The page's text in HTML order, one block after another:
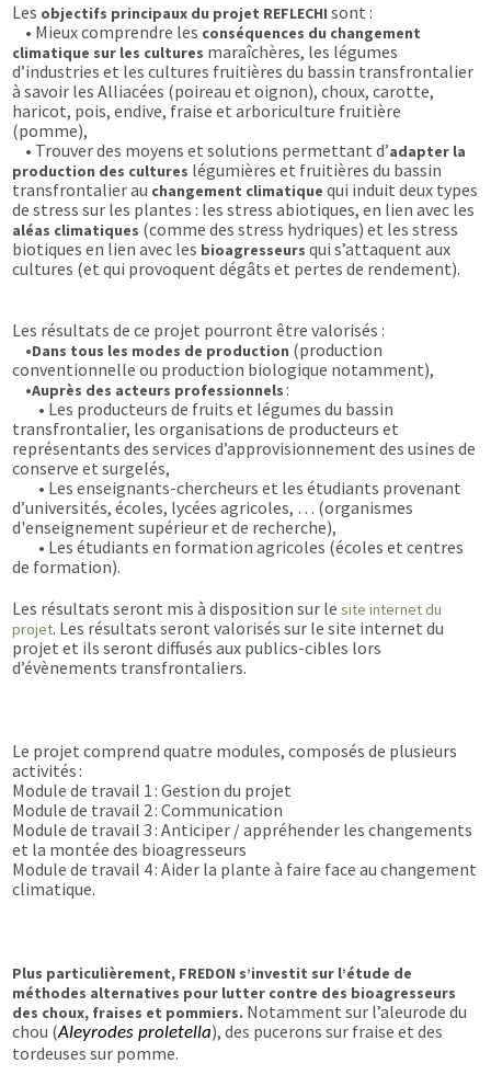
Les objectifs principaux du projet REFLECHI sont :
• Mieux comprendre les conséquences du changement
climatique sur les cultures maraîchères, les légumes
d’industries et les cultures fruitières du bassin transfrontalier
à savoir les Alliacées (poireau et oignon), choux, carotte,
haricot, pois, endive, fraise et arboriculture fruitière
(pomme),
• Trouver des moyens et solutions permettant d’adapter la
production des cultures légumières et fruitières du bassin
transfrontalier au changement climatiquequi induit deux types
de stress sur les plantes : les stress abiotiques, en lien avec les
aléas climatiques (comme des stress hydriques) et les stress
biotiques en lien avec les bioagresseursqui s’attaquent aux
cultures (et qui provoquent dégâts et pertes de rendement).
Les résultats de ce projet pourront être valorisés :
•Dans tous les modes de production (production
conventionnelle ou production biologique notamment),
•Auprès des acteurs professionnels :
• Les producteurs de fruits et légumes du bassin
transfrontalier, les organisations de producteurs et
représentants des services d’approvisionnement des usines de
conserve et surgelés,
• Les enseignants-chercheurs et les étudiants provenant
d’universités, écoles, lycées agricoles, … (organismes
d'enseignement supérieur et de recherche),
• Les étudiants en formation agricoles (écoles et centres
de formation).
Les résultats seront mis à disposition sur lesite internet du
projet. Les résultats seront valorisés sur le site internet du
projet et ils seront diffusés aux publics-cibles lors
d’évènements transfrontaliers.
Le projet comprend quatre modules, composés de plusieurs
activités :
Module de travail 1 : Gestion du projet
Module de travail 2 : Communication
Module de travail 3 : Anticiper / appréhender les changements
et la montée des bioagresseurs
Module de travail 4 : Aider la plante à faire face au changement
climatique.
Plus particulièrement, FREDON s’investit sur l’étude de
méthodes alternatives pour lutter contre des bioagresseurs
des choux, fraises et pommiers. Notamment sur l’aleurode du
chou (Aleyrodes proletella), des pucerons sur fraise et des
tordeuses sur pomme.